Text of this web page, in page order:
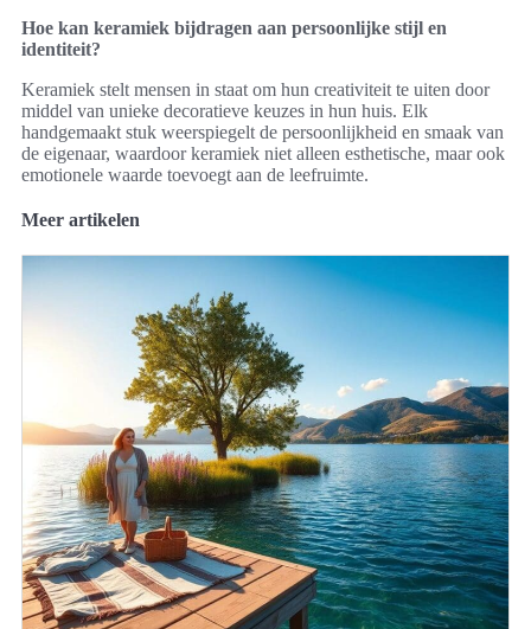
Hoe kan keramiek bijdragen aan persoonlijke stijl en
identiteit?
Keramiek stelt mensen in staat om hun creativiteit te uiten door
middel van unieke decoratieve keuzes in hun huis. Elk
handgemaakt stuk weerspiegelt de persoonlijkheid en smaak van
de eigenaar, waardoor keramiek niet alleen esthetische, maar ook
emotionele waarde toevoegt aan de leefruimte.
Meer artikelen